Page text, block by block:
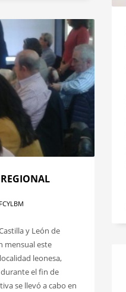
y León de
mensual este
leonesa,
el fin de
se llevó a cabo en